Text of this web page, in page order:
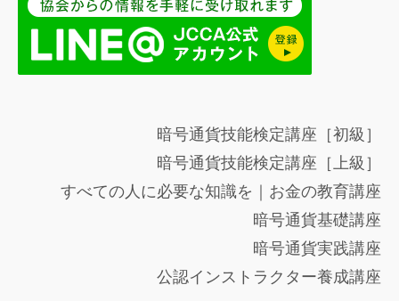
暗号通貨技能検定講座［初級］
暗号通貨技能検定講座［上級］
すべての人に必要な知識を｜お金の教育講座
暗号通貨基礎講座
暗号通貨実践講座
公認インストラクター養成講座